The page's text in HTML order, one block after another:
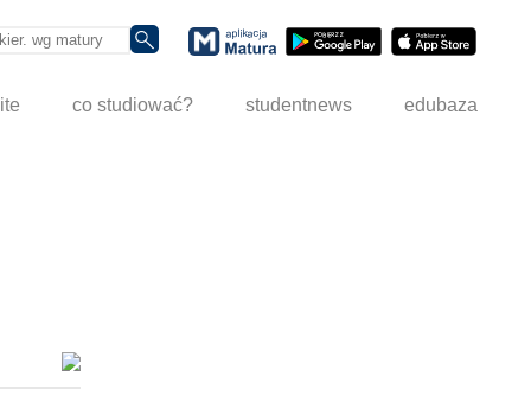
co studiować? studentnews edubaza